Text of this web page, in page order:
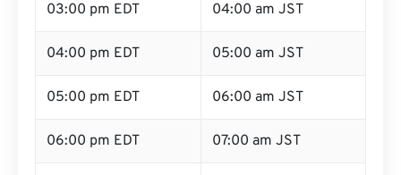
03:00 pm EDT 04:00 am JST
04:00 pm EDT 05:00 am JST
05:00 pm EDT 06:00 am JST
06:00 pm EDT 07:00 am JST